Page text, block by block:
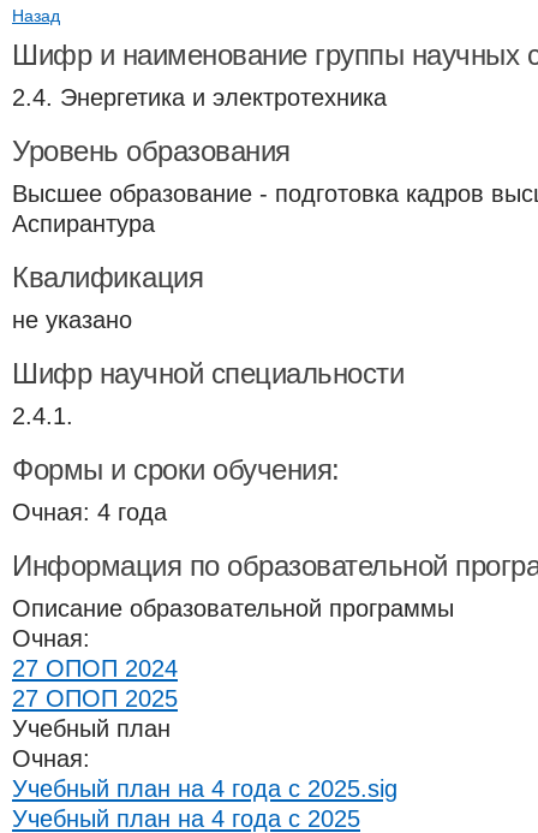
Назад
Шифр и наименование группы научных
2.4. Энергетика и электротехника
Уровень образования
Высшее образование - подготовка кадров
Аспирантура
Квалификация
не указано
Шифр научной специальности
2.4.1.
Формы и сроки обучения:
Очная: 4 года
Информация по образовательной
Описание образовательной программы
Очная:
27 ОПОП 2024
27 ОПОП 2025
Учебный план
Очная:
Учебный план на 4 года с 2025.sig
Учебный план на 4 года с 2025